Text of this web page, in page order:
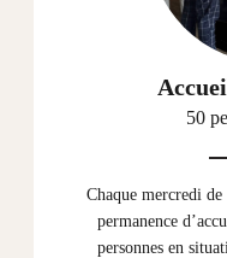
50
Chaque mercredi
permanence
personnes en